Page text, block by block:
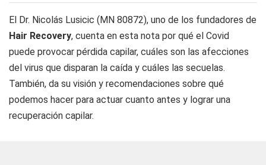
El Dr. Nicolás Lusicic (MN 80872), uno de los fundadores de
Hair Recovery, cuenta en esta nota por qué el Covid
puede provocar pérdida capilar, cuáles son las afecciones
del virus que disparan la caída y cuáles las secuelas.
También, da su visión y recomendaciones sobre qué
podemos hacer para actuar cuanto antes y lograr una
recuperación capilar.